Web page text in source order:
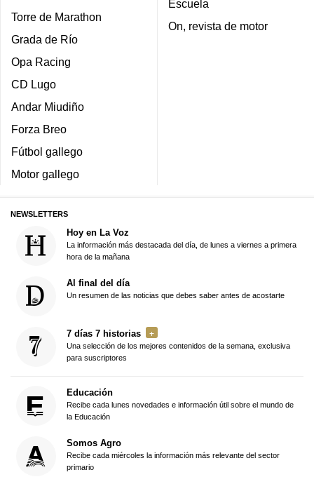
Torre de Marathon
Grada de Río
Opa Racing
CD Lugo
Andar Miudiño
Forza Breo
Fútbol gallego
Motor gallego
Escuela
On, revista de motor
NEWSLETTERS
Hoy en La Voz
La información más destacada del día, de lunes a viernes a primera
hora de la mañana
Al final del día
Un resumen de las noticias que debes saber antes de acostarte
7 días 7 historias
Una selección de los mejores contenidos de la semana, exclusiva
para suscriptores
Educación
Recibe cada lunes novedades e información útil sobre el mundo de
la Educación
Somos Agro
Recibe cada miércoles la información más relevante del sector
primario